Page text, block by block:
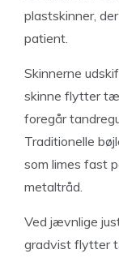
plastskinner,
patient.
Skinnerne
skinne flytter
foregår
Traditionelle
som limes fast
metaltråd.
Ved jævnlige
gradvist flytter